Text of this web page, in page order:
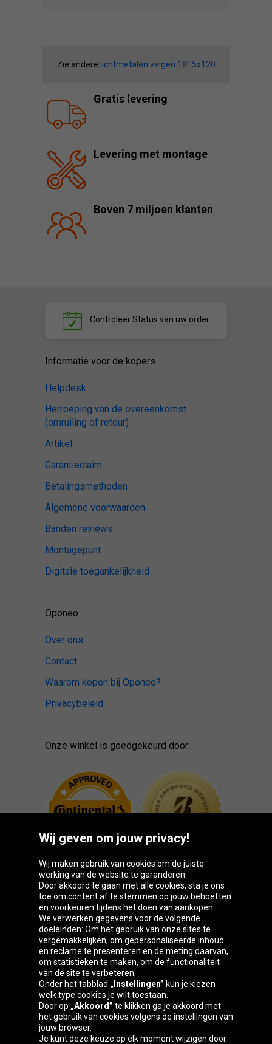
Zie andere lichtmetalen velgen 18” 5x120
Gratis levering
Levering met montage
Boven 7 miljoen klanten
ControleerStatus van uw order
Informatie voor de kopers
Helpdesk
Herroeping van de overeenkomst
(omruiling of retour)
Artikel
Garantieclaim
Betalingsmethoden
Algemene voorwaarden
Banden reviews
Montagepunt
Digitale toegankelijkheid
Oponeo
Over ons
Contact
Waarom kopen bij Oponeo?
Privacybeleid
Onze winkel is goedgekeurd door:
Oponeo-groep
Česká
republika
Deutschland Éire España
France Italia Magyarország Nederland
Wij geven om jouw privacy!
Wij maken gebruik van cookies om de juiste
werking van de website te garanderen.
Door akkoord te gaan met alle cookies, sta je ons
toe om content af te stemmen op jouw behoeften
en voorkeuren tijdens het doen van aankopen.
We verwerken gegevens voor de volgende
doeleinden: Om het gebruik van onze sites te
vergemakkelijken, om gepersonaliseerde inhoud
en reclame te presenteren en de meting daarvan,
om statistieken te maken, om de functionaliteit
van de site te verbeteren.
Onder het tabblad „Instellingen” kun je kiezen
welk type cookies je wilt toestaan.
Door op „Akkoord” te klikken ga je akkoord met
het gebruik van cookies volgens de instellingen van
jouw browser.
Je kunt deze keuze op elk moment wijzigen door